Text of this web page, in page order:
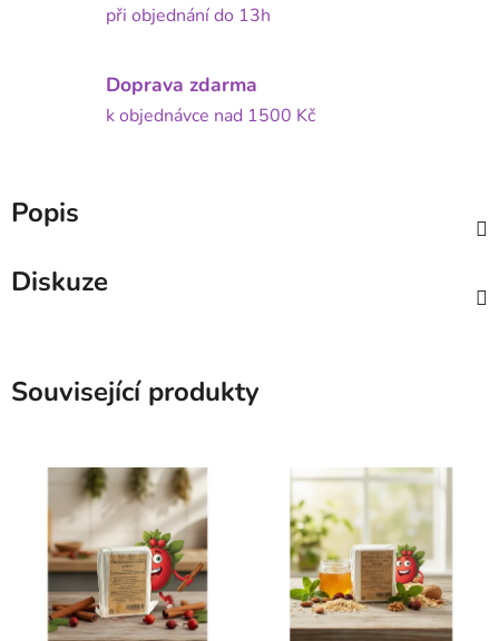
při objednání do 13h
Doprava zdarma
k objednávce nad 1500 Kč
Popis
Diskuze
Související produkty